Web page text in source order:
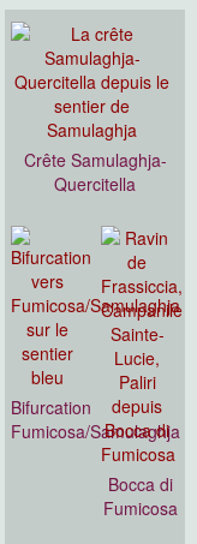
Crête Samulaghja-
Quercitella
Bifurcation
Fumicosa/Samulaghja
Bocca di
Fumicosa